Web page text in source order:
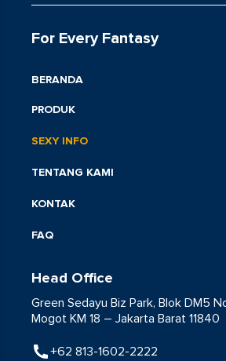
For Every Fantasy
BERANDA
PRODUK
SEXY INFO
TENTANG KAMI
KONTAK
FAQ
Head Office
Green Sedayu Biz Park, Blok DM5
Mogot KM 18 – Jakarta Barat 11840
+62 813-1602-2222